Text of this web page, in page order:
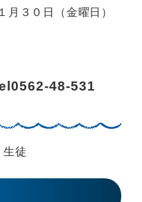
月３０日（金曜日）
48-531
徒